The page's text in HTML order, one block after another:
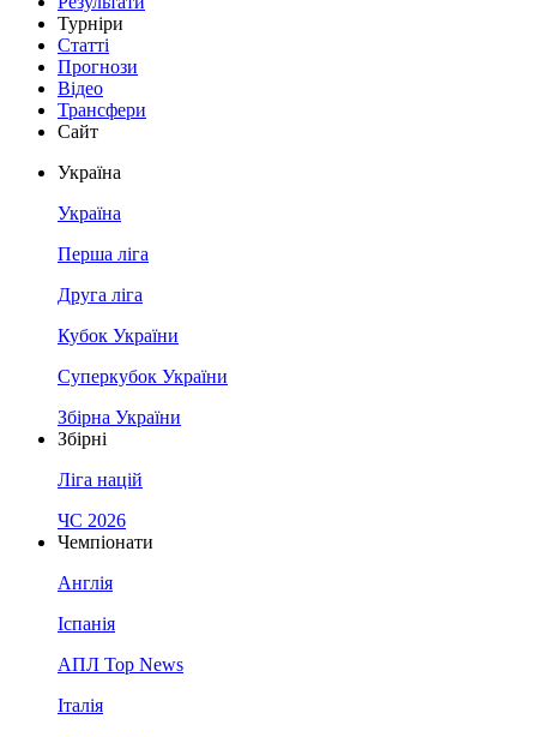
Турніри
Статті
Прогнози
Відео
Трансфери
Сайт
Україна
Україна
Перша ліга
Друга ліга
Кубок України
Суперкубок України
Збірна України
Збірні
Ліга націй
ЧС 2026
Чемпіонати
Англія
Іспанія
АПЛ Top News
Італія